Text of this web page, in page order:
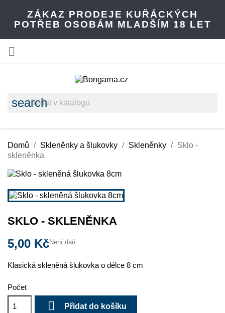
ZÁKAZ PRODEJE KUŘÁCKÝCH
POTŘEB OSOBÁM MLADŠÍM 18 LET

search
Domů Skleněnky a šlukovky Skleněnky
Sklo -
skleněnka
SKLO - SKLENĚNKA
5,00 KčNení daň
Klasická skleněná šlukovka o délce 8 cm
Počet
 Přidat do košíku